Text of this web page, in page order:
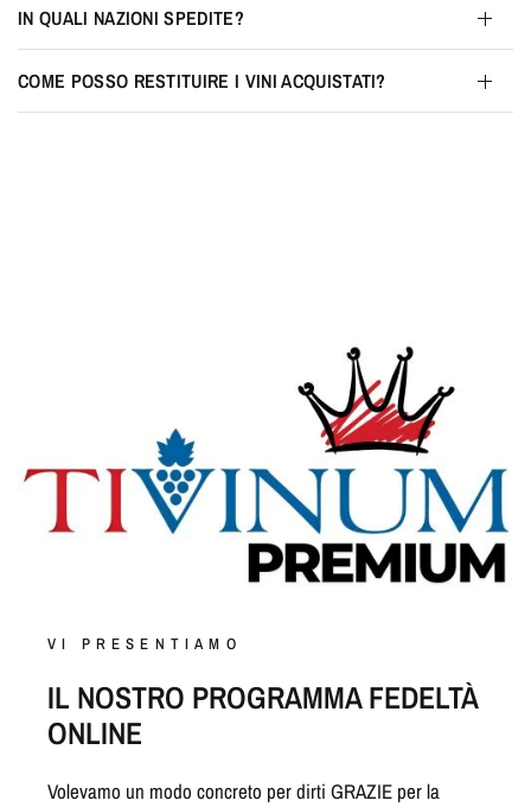
IN QUALI NAZIONI SPEDITE?
COME POSSO RESTITUIRE I VINI ACQUISTATI?
VI PRESENTIAMO
IL NOSTRO PROGRAMMA FEDELTÀ
ONLINE
Volevamo un modo concreto per dirti GRAZIE per la